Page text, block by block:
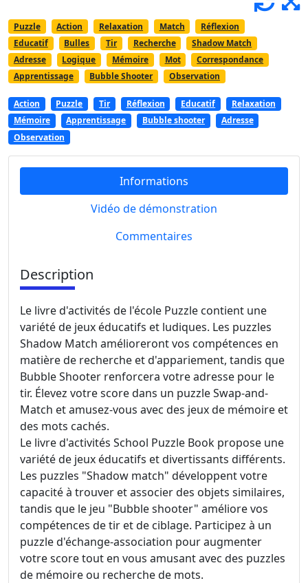
Puzzle Action Relaxation Match
Réflexion
Educatif
Bulles Tir Recherche
Shadow Match
Adresse
Logique Mémoire Mot
Correspondance
Apprentissage
Bubble Shooter Observation
Action Puzzle Tir Réflexion Educatif
Relaxation
Mémoire
Apprentissage Bubble shooter
Adresse
Observation
Informations
Vidéo de démonstration
Commentaires
Description
Le livre d'activités de l'école Puzzle contient une
variété de jeux éducatifs et ludiques. Les puzzles
Shadow Match amélioreront vos compétences en
matière de recherche et d'appariement, tandis que
Bubble Shooter renforcera votre adresse pour le
tir. Élevez votre score dans un puzzle Swap-and-
Match et amusez-vous avec des jeux de mémoire et
des mots cachés.
Le livre d'activités School Puzzle Book propose une
variété de jeux éducatifs et divertissants différents.
Les puzzles "Shadow match" développent votre
capacité à trouver et associer des objets similaires,
tandis que le jeu "Bubble shooter" améliore vos
compétences de tir et de ciblage. Participez à un
puzzle d'échange-association pour augmenter
votre score tout en vous amusant avec des puzzles
de mémoire ou recherche de mots.